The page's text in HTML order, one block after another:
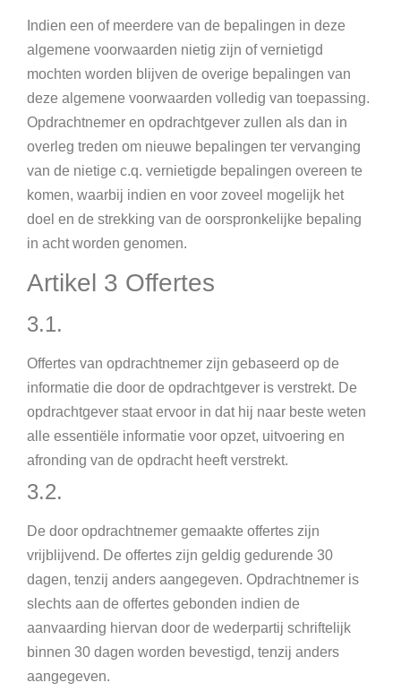
Indien een of meerdere van de bepalingen in deze
algemene voorwaarden nietig zijn of vernietigd
mochten worden blijven de overige bepalingen van
deze algemene voorwaarden volledig van toepassing.
Opdrachtnemer en opdrachtgever zullen als dan in
overleg treden om nieuwe bepalingen ter vervanging
van de nietige c.q. vernietigde bepalingen overeen te
komen, waarbij indien en voor zoveel mogelijk het
doel en de strekking van de oorspronkelijke bepaling
in acht worden genomen.
Artikel 3 Offertes
3.1.
Offertes van opdrachtnemer zijn gebaseerd op de
informatie die door de opdrachtgever is verstrekt. De
opdrachtgever staat ervoor in dat hij naar beste weten
alle essentiële informatie voor opzet, uitvoering en
afronding van de opdracht heeft verstrekt.
3.2.
De door opdrachtnemer gemaakte offertes zijn
vrijblijvend. De offertes zijn geldig gedurende 30
dagen, tenzij anders aangegeven. Opdrachtnemer is
slechts aan de offertes gebonden indien de
aanvaarding hiervan door de wederpartij schriftelijk
binnen 30 dagen worden bevestigd, tenzij anders
aangegeven.